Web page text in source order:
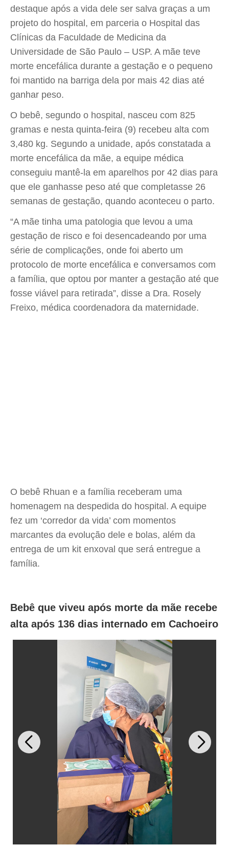
destaque após a vida dele ser salva graças a um
projeto do hospital, em parceria o Hospital das
Clínicas da Faculdade de Medicina da
Universidade de São Paulo – USP. A mãe teve
morte encefálica durante a gestação e o pequeno
foi mantido na barriga dela por mais 42 dias até
ganhar peso.
O bebê, segundo o hospital, nasceu com 825
gramas e nesta quinta-feira (9) recebeu alta com
3,480 kg. Segundo a unidade, após constatada a
morte encefálica da mãe, a equipe médica
conseguiu mantê-la em aparelhos por 42 dias para
que ele ganhasse peso até que completasse 26
semanas de gestação, quando aconteceu o parto.
“A mãe tinha uma patologia que levou a uma
gestação de risco e foi desencadeando por uma
série de complicações, onde foi aberto um
protocolo de morte encefálica e conversamos com
a família, que optou por manter a gestação até que
fosse viável para retirada”, disse a Dra. Rosely
Freixo, médica coordenadora da maternidade.
O bebê Rhuan e a família receberam uma
homenagem na despedida do hospital. A equipe
fez um ‘corredor da vida’ com momentos
marcantes da evolução dele e bolas, além da
entrega de um kit enxoval que será entregue a
família.
Bebê que viveu após morte da mãe recebe
alta após 136 dias internado em Cachoeiro